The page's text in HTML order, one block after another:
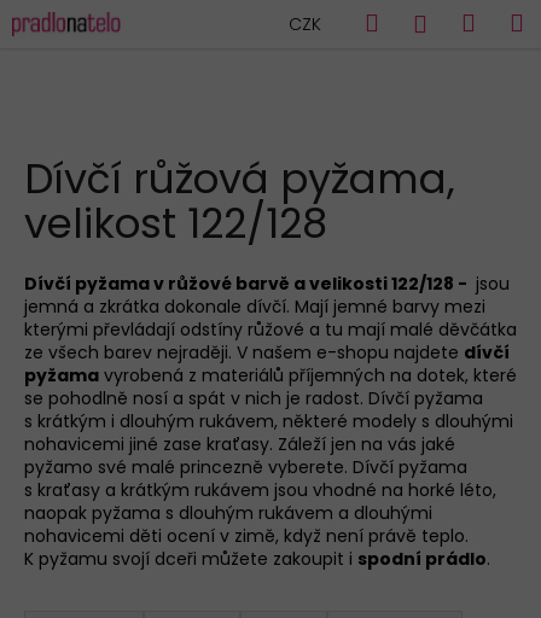
na
CZK Hledat
Dívčí růžová pyžama,
velikost 122/128
Dívčí pyžama v růžové barvě a velikosti 122/128 - jsou
jemná a zkrátka dokonale dívčí. Mají jemné barvy mezi
kterými převládají odstíny růžové a tu mají malé děvčátka
ze všech barev nejraději. V našem e-shopu najdete dívčí
pyžama vyrobená z materiálů příjemných na dotek, které
se pohodlně nosí a spát v nich je radost. Dívčí pyžama
s krátkým i dlouhým rukávem, některé modely s dlouhými
nohavicemi jiné zase kraťasy. Záleží jen na vás jaké
pyžamo své malé princezně vyberete. Dívčí pyžama
s kraťasy a krátkým rukávem jsou vhodné na horké léto,
naopak pyžama s dlouhým rukávem a dlouhými
nohavicemi děti ocení v zimě, když není právě teplo.
K pyžamu svojí dceři můžete zakoupit i spodní prádlo.
K
o
o
p
o
ř
e
b
u
j
e
t
e
n
a